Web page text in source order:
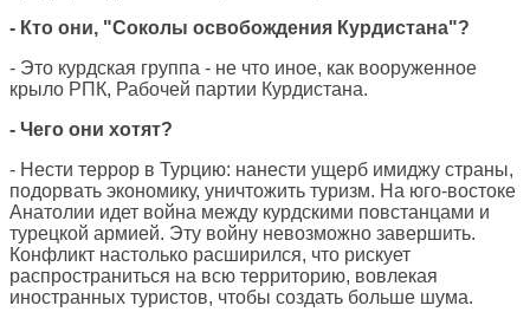
- Кто они, "Соколы освобождения Курдистана"?
- Это курдская группа - не что иное, как вооруженное
крыло РПК, Рабочей партии Курдистана.
- Чего они хотят?
- Нести террор в Турцию: нанести ущерб имиджу страны,
подорвать экономику, уничтожить туризм. На юго-востоке
Анатолии идет война между курдскими повстанцами и
турецкой армией. Эту войну невозможно завершить.
Конфликт настолько расширился, что рискует
распространиться на всю территорию, вовлекая
иностранных туристов, чтобы создать больше шума.